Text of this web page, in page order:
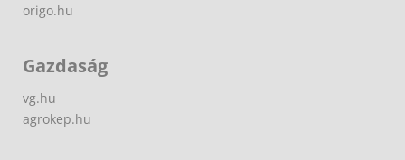
origo.hu
Gazdaság
vg.hu
agrokep.hu